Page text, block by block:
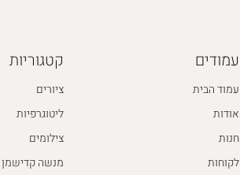
עמודים
עמוד הבית
אודות
חנות
לקוחות
קטגוריות
ציורים
ליטוגרפיות
צילומים
מנשה קדישמן